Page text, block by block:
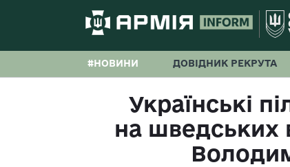
#НОВИНИ ДОВІДНИК РЕКРУТА
Українські
на шведських